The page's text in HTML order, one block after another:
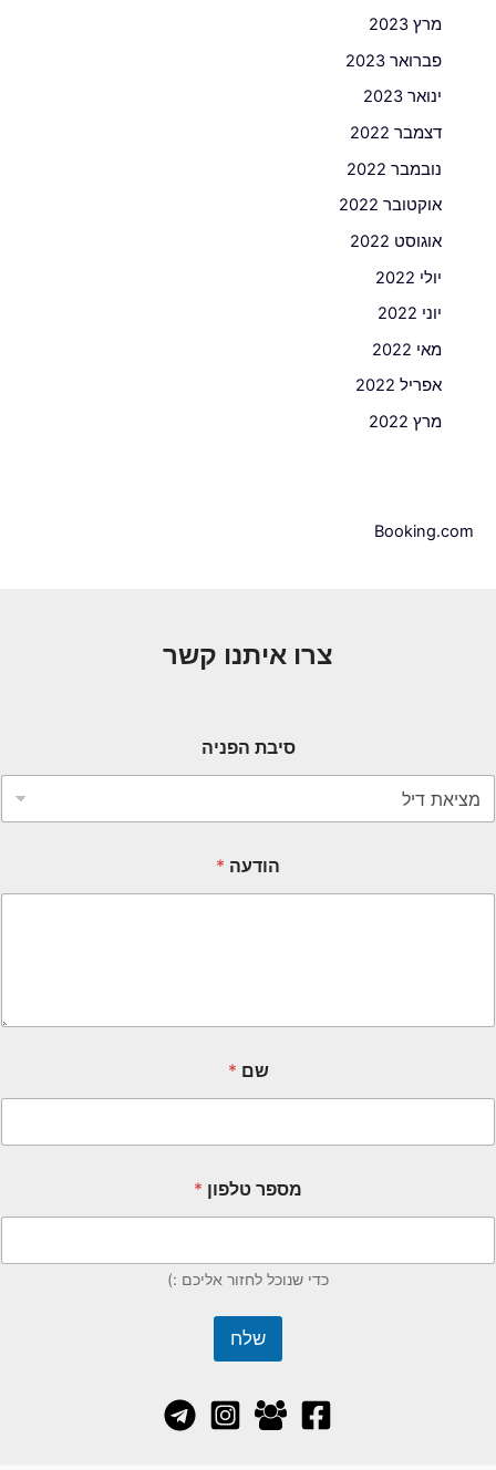
מרץ 2023
פברואר 2023
ינואר 2023
דצמבר 2022
נובמבר 2022
אוקטובר 2022
אוגוסט 2022
יולי 2022
יוני 2022
מאי 2022
אפריל 2022
מרץ 2022
Booking.com
צרו איתנו קשר
סיבת הפניה
הודעה *
שם *
מספר טלפון *
כדי שנוכל לחזור אליכם :)
שלח